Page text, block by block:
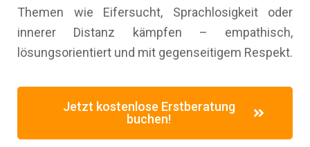
Themen wie Eifersucht, Sprachlosigkeit oder
innerer Distanz kämpfen – empathisch,
lösungsorientiert und mit gegenseitigem Respekt.
Jetzt kostenlose Erstberatung
buchen!